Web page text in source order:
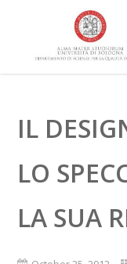
IL
LO
LA SUA